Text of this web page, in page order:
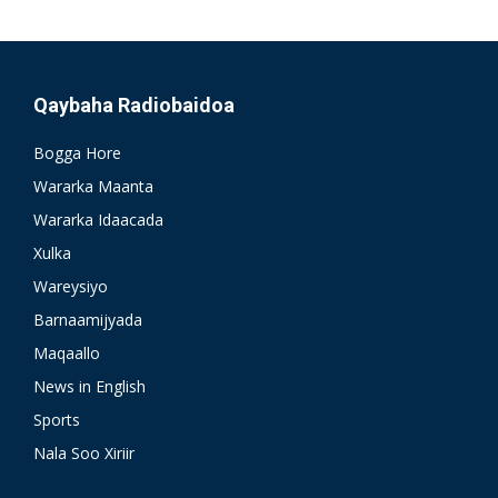
Qaybaha Radiobaidoa
Bogga Hore
Wararka Maanta
Wararka Idaacada
Xulka
Wareysiyo
Barnaamijyada
Maqaallo
News in English
Sports
Nala Soo Xiriir